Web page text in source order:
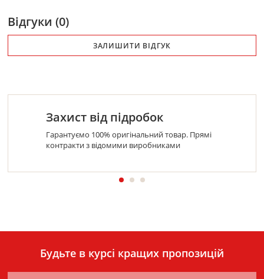
Відгуки (0)
ЗАЛИШИТИ ВІДГУК
Захист від підробок
Гарантуємо 100% оригінальний товар. Прямі
контракти з відомими виробниками
Будьте в курсі кращих пропозицій